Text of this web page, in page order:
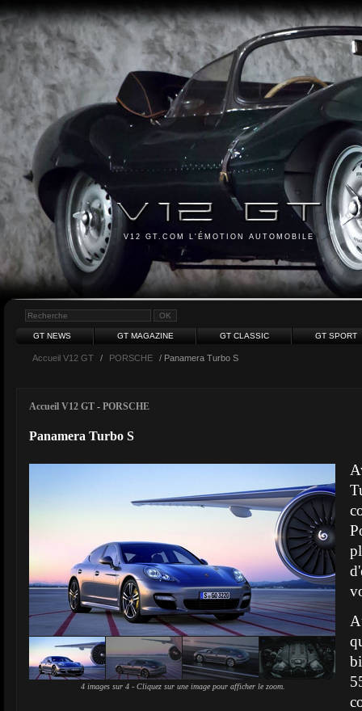
V12 GT.COM L'ÉMOTION AUTOMOBILE
GT NEWS GT MAGAZINE GT CLASSIC GT SPORT
Accueil V12 GT / PORSCHE / Panamera Turbo S
Accueil V12 GT - PORSCHE
Panamera Turbo S
4 images sur 4 - Cliquez sur une image pour afficher le zoom.